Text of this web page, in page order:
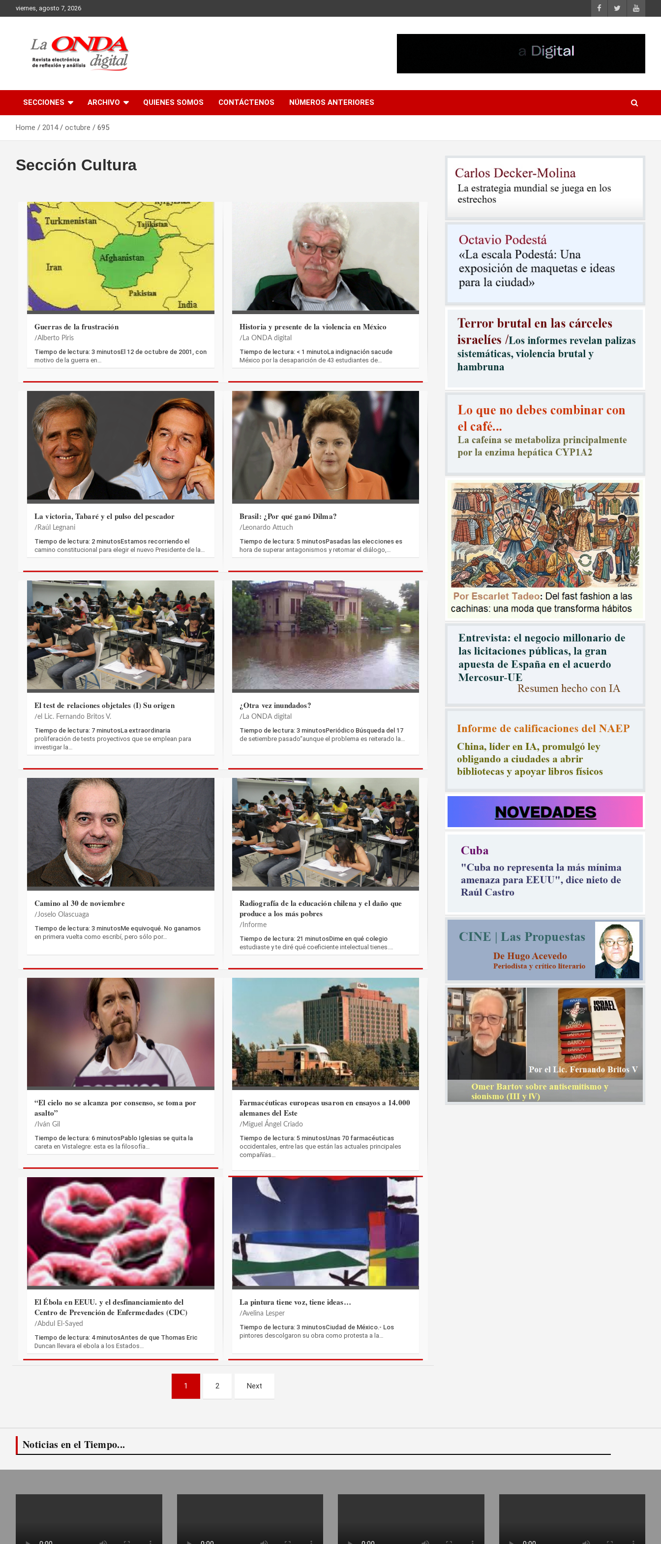
to
viernes, agosto 7, 2026
SECCIONES ARCHIVO QUIENES SOMOS CONTÁCTENOS NÚMEROS ANTERIORES
Home 2014 octubre 695
Guerras de la frustración
Alberto Piris
Tiempo de lectura: 3 minutosEl 12 de octubre de 2001, con
motivo de la guerra en…
Historia y presente de la violencia en México
La ONDA digital
Tiempo de lectura: < 1 minutoLa indignación sacude
México por la desaparición de 43 estudiantes de…
La victoria, Tabaré y el pulso del pescador
Raúl Legnani
Tiempo de lectura: 2 minutosEstamos recorriendo el
camino constitucional para elegir el nuevo Presidente de la…
Brasil: ¿Por qué ganó Dilma?
Leonardo Attuch
Tiempo de lectura: 5 minutosPasadas las elecciones es
hora de superar antagonismos y retomar el diálogo,…
El test de relaciones objetales (I) Su origen
el Lic. Fernando Britos V.
Tiempo de lectura: 7 minutosLa extraordinaria
proliferación de tests proyectivos que se emplean para
investigar la…
¿Otra vez inundados?
La ONDA digital
Tiempo de lectura: 3 minutosPeriódico Búsqueda del 17
de setiembre pasado“aunque el problema es reiterado la…
Camino al 30 de noviembre
Joselo Olascuaga
Tiempo de lectura: 3 minutosMe equivoqué. No ganamos
en primera vuelta como escribí, pero sólo por…
Radiografía de la educación chilena y el daño que
produce a los más pobres
Informe
Tiempo de lectura: 21 minutosDime en qué colegio
estudiaste y te diré qué coeficiente intelectual tienes.…
“El cielo no se alcanza por consenso, se toma por
asalto”
Iván Gil
Tiempo de lectura: 6 minutosPablo Iglesias se quita la
careta en Vistalegre: esta es la filosofía…
Farmacéuticas europeas usaron en ensayos a 14.000
alemanes del Este
Miguel Ángel Criado
Tiempo de lectura: 5 minutosUnas 70 farmacéuticas
occidentales, entre las que están las actuales principales
compañías…
El Ébola en EEUU. y el desfinanciamiento del
Centro de Prevención de Enfermedades (CDC)
Abdul El-Sayed
Tiempo de lectura: 4 minutosAntes de que Thomas Eric
Duncan llevara el ebola a los Estados…
La pintura tiene voz, tiene ideas…
Avelina Lesper
Tiempo de lectura: 3 minutosCiudad de México.- Los
pintores descolgaron su obra como protesta a la…
entradas
1 2 Next
Noticias en el Tiempo...